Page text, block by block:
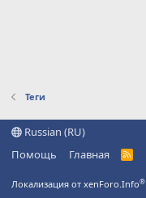
Теги
Russian (RU)
Помощь
Главная
R
Локализация от xenForo.Info®